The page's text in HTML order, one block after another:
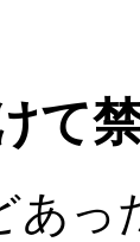
て
あっ